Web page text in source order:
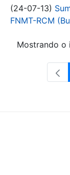
(24-07-13)
FNMT-RCM
Mostrando o